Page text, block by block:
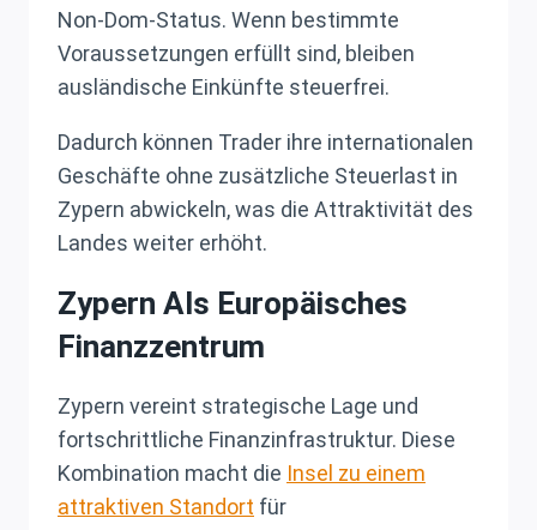
Non-Dom-Status. Wenn bestimmte
Voraussetzungen erfüllt sind, bleiben
ausländische Einkünfte steuerfrei.
Dadurch können Trader ihre internationalen
Geschäfte ohne zusätzliche Steuerlast in
Zypern abwickeln, was die Attraktivität des
Landes weiter erhöht.
Zypern Als Europäisches
Finanzzentrum
Zypern vereint strategische Lage und
fortschrittliche Finanzinfrastruktur. Diese
Kombination macht die Insel zu einem
attraktiven Standort für